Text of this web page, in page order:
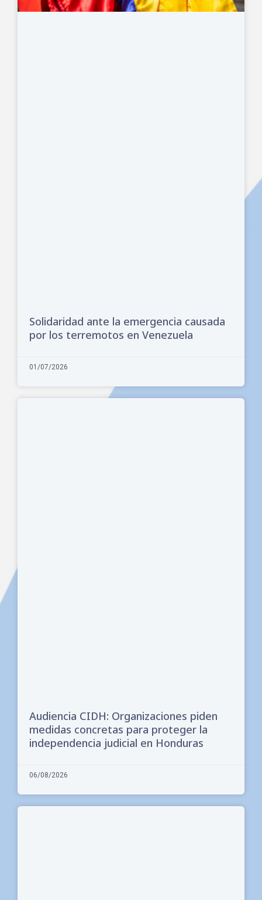
Solidaridad ante la emergencia causada
por los terremotos en Venezuela
01/07/2026
Audiencia CIDH: Organizaciones piden
medidas concretas para proteger la
independencia judicial en Honduras
06/08/2026